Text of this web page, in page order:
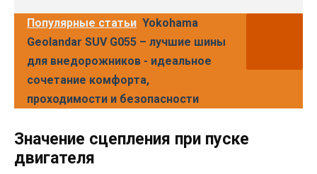
Популярные статьи Yokohama
Geolandar SUV G055 – лучшие шины
для внедорожников - идеальное
сочетание комфорта,
проходимости и безопасности
Значение сцепления при пуске
двигателя